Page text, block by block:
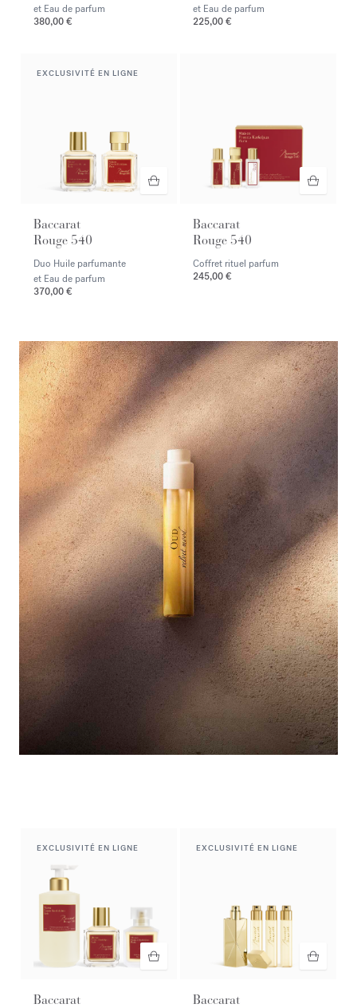
et Eau de parfum
380,00 €
et Eau de parfum
225,00 €
EXCLUSIVITÉ EN LIGNE
Baccarat
Rouge 540
Duo Huile parfumante
et Eau de parfum
370,00 €
Baccarat
Rouge 540
Coffret rituel parfum
245,00 €
<p><span style="color:#ffffff;">Découvrez en exclusivité la
EXCLUSIVITÉ EN LIGNE
Baccarat
EXCLUSIVITÉ EN LIGNE
Baccarat